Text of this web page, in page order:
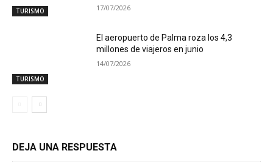
TURISMO 17/07/2026
TURISMO
El aeropuerto de Palma roza los 4,3
millones de viajeros en junio
14/07/2026
DEJA UNA RESPUESTA